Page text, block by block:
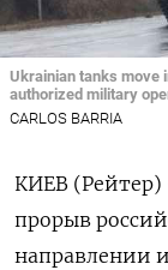
Ukrainian tanks move
authorized military
CARLOS BARRIA
КИЕВ (Рейтер)
прорыв
направлении